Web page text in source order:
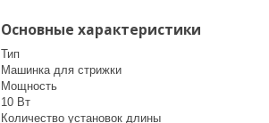
Основные характеристики
Тип
Машинка для стрижки
Мощность
10 Вт
Количество установок длины